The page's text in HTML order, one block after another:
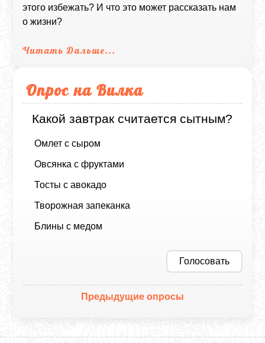
этого избежать? И что это может рассказать нам
о жизни?
Читать Дальше...
Опрос на Вилка
Какой завтрак считается сытным?
Омлет с сыром
Овсянка с фруктами
Тосты с авокадо
Творожная запеканка
Блины с медом
Голосовать
Предыдущие опросы